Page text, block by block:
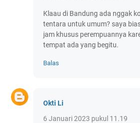
Klaau di Bandung ada nggak
tentara untuk umum? saya
jam khusus perempuannya
tempat ada yang begitu.
Balas
Okti Li
6 Januari 2023 pukul 11.19